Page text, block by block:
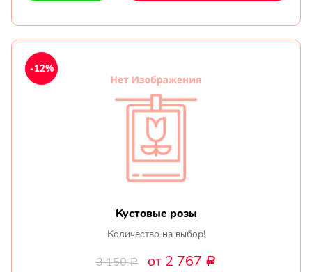
Кустовые розы
Количество на выбор!
3 150Р от 2 767 Р
-12%